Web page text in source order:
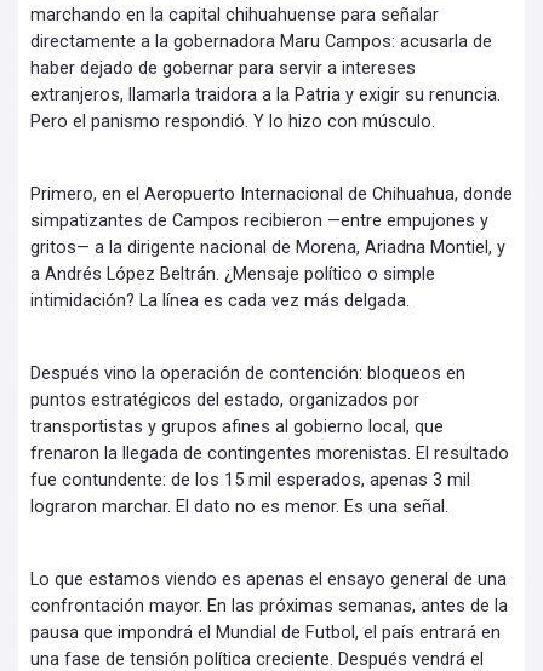
marchando en la capital chihuahuense para señalar
directamente a la gobernadora Maru Campos: acusarla de
haber dejado de gobernar para servir a intereses
extranjeros, llamarla traidora a la Patria y exigir su renuncia.
Pero el panismo respondió. Y lo hizo con músculo.
Primero, en el Aeropuerto Internacional de Chihuahua, donde
simpatizantes de Campos recibieron —entre empujones y
gritos— a la dirigente nacional de Morena, Ariadna Montiel, y
a Andrés López Beltrán. ¿Mensaje político o simple
intimidación? La línea es cada vez más delgada.
Después vino la operación de contención: bloqueos en
puntos estratégicos del estado, organizados por
transportistas y grupos afines al gobierno local, que
frenaron la llegada de contingentes morenistas. El resultado
fue contundente: de los 15 mil esperados, apenas 3 mil
lograron marchar. El dato no es menor. Es una señal.
Lo que estamos viendo es apenas el ensayo general de una
confrontación mayor. En las próximas semanas, antes de la
pausa que impondrá el Mundial de Futbol, el país entrará en
una fase de tensión política creciente. Después vendrá el